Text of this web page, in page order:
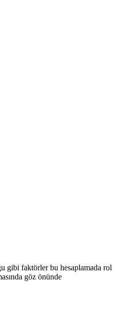
gibi faktörler bu hesaplamada rol
göz önünde